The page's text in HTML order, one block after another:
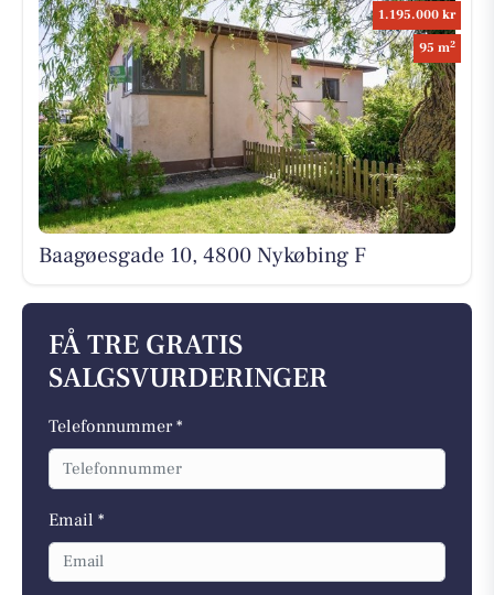
1.195.000 kr
95 m2
Baagøesgade 10, 4800 Nykøbing F
FÅ TRE GRATIS
SALGSVURDERINGER
Telefonnummer *
Email *